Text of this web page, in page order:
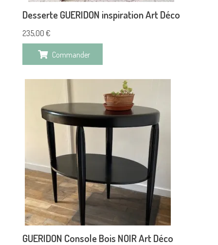
Desserte GUERIDON inspiration Art Déco
235,00 €
Commander
GUERIDON Console Bois NOIR Art Déco